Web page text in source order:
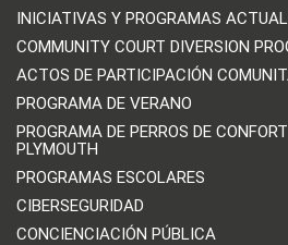
INICIATIVAS Y PROGRAMAS
COMMUNITY COURT DIVERSION
ACTOS DE PARTICIPACIÓN
PROGRAMA DE VERANO
PROGRAMA DE PERROS DE
PLYMOUTH
PROGRAMAS ESCOLARES
CIBERSEGURIDAD
CONCIENCIACIÓN PÚBLICA